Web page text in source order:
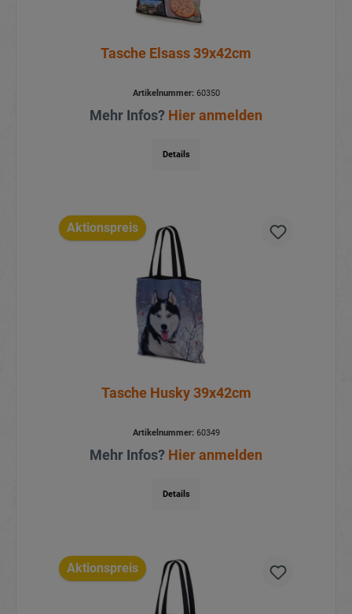
Tasche Elsass 39x42cm
Artikelnummer:60350
Mehr Infos? Hier anmelden
Details
Aktionspreis
Tasche Husky 39x42cm
Artikelnummer:60349
Mehr Infos? Hier anmelden
Details
Aktionspreis